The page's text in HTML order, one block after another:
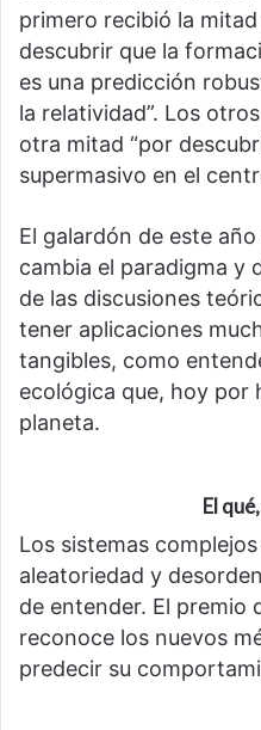
primero recibió la
descubrir que la
es una predicción
la relatividad”. Los
otra mitad “por
supermasivo en el
El galardón de este
cambia el paradigma y
de las discusiones
tener aplicaciones
tangibles, como
ecológica que, hoy por
planeta.
El
Los sistemas
aleatoriedad y
de entender. El premio
reconoce los nuevos
predecir su